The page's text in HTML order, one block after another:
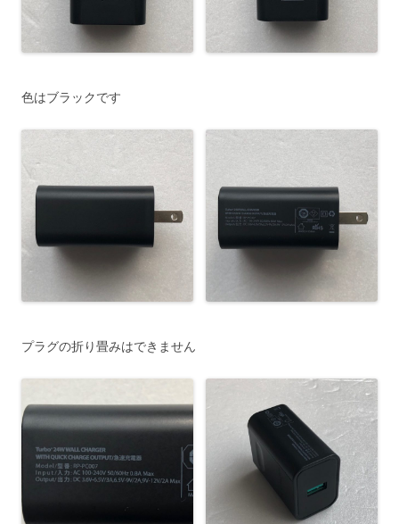
色はブラックです
プラグの折り畳みはできません